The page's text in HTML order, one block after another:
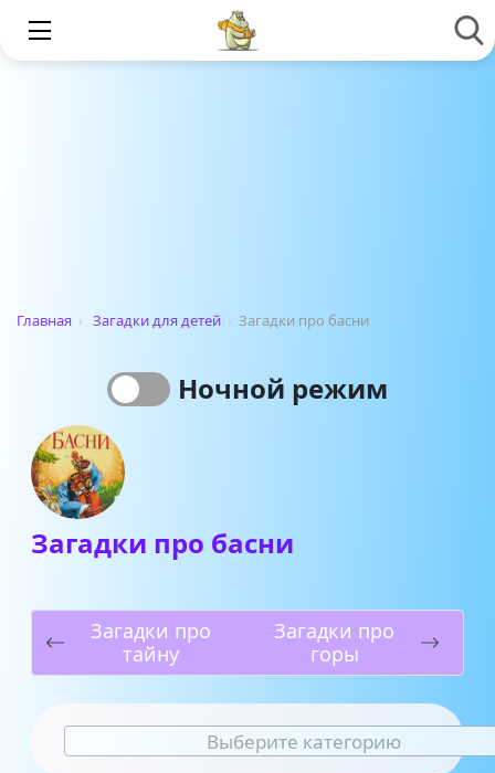
Главная › Загадки для детей › Загадки про басни
Ночной режим
Загадки про басни
Загадки про
тайну
Загадки про
горы
Выберите категорию